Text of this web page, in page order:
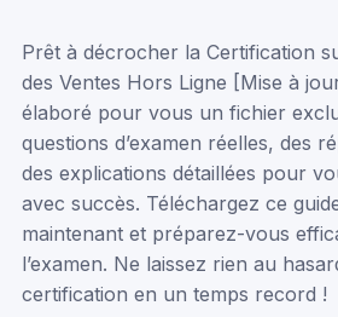
Prêt à décrocher la Certification
des Ventes Hors Ligne [Mise à
élaboré pour vous un fichier
questions d’examen réelles, des
des explications détaillées pour
avec succès. Téléchargez ce
maintenant et préparez-vous
l’examen. Ne laissez rien au
certification en un temps record !